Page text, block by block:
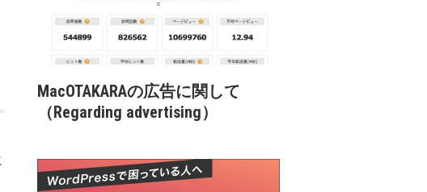
MacOTAKARAの広告に関して
（Regarding advertising）